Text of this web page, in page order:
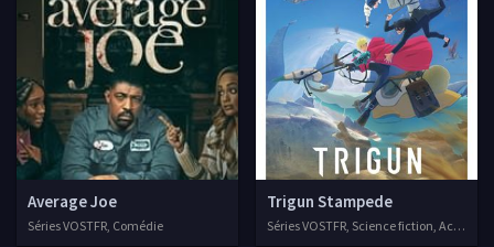
Average Joe
Séries VOSTFR, Comédie
Trigun Stampede
Séries VOSTFR, Science fiction, Action,